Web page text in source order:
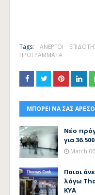
Tags: ΑΝΕΡΓΟΙ
ΠΡΟΓΡΑΜΜΑΤΑ
ΜΠΟΡΕΙ ΝΑ ΣΑΣ
Νέο
για
March
Ποιοι
λόγω
ΚΥΑ